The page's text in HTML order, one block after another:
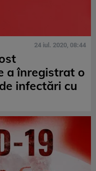
24 iul. 2020, 08:44
a înregistrat o
infectări cu